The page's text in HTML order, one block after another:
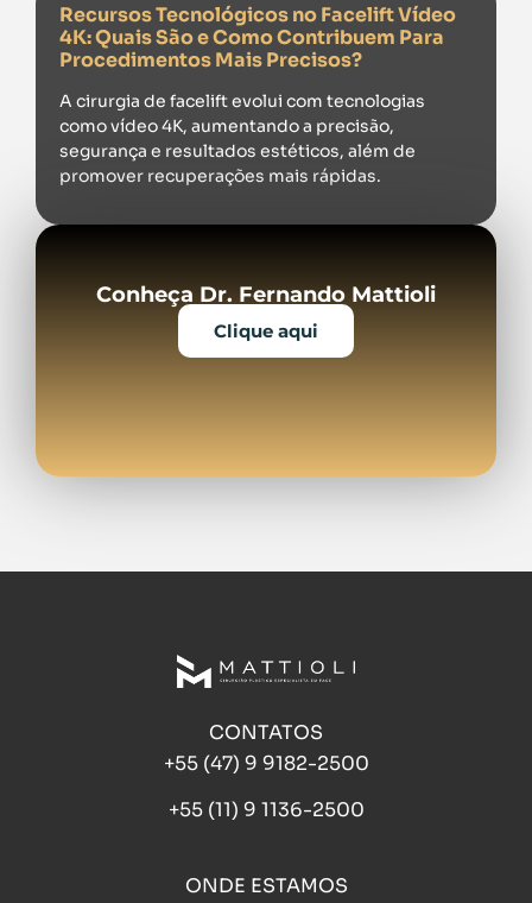
Recursos Tecnológicos no Facelift Vídeo
4K: Quais São e Como Contribuem Para
Procedimentos Mais Precisos?
A cirurgia de facelift evolui com tecnologias
como vídeo 4K, aumentando a precisão,
segurança e resultados estéticos, além de
promover recuperações mais rápidas.
Conheça Dr. Fernando Mattioli
Clique aqui
CONTATOS
+55 (47) 9 9182-2500
+55 (11) 9 1136-2500
ONDE ESTAMOS